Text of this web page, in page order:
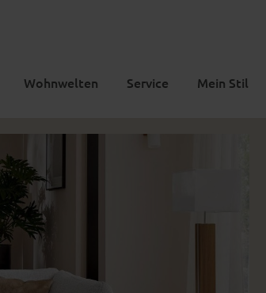
Wohnwelten Service Mein Stil